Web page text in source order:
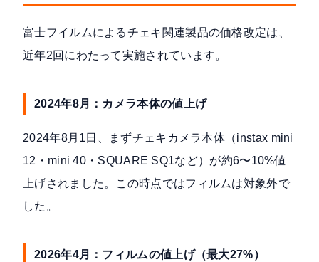
富士フイルムによるチェキ関連製品の価格改定は、
近年2回にわたって実施されています。
2024年8月：カメラ本体の値上げ
2024年8月1日、まずチェキカメラ本体（instax mini
12・mini 40・SQUARE SQ1など）が約6〜10%値
上げされました。この時点ではフィルムは対象外で
した。
2026年4月：フィルムの値上げ（最大27%）